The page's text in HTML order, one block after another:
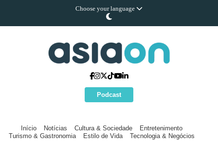
Choose your language
Podcast
Início Notícias Cultura & Sociedade
Entretenimento
Turismo & Gastronomia
Estilo de Vida Tecnologia & Negócios